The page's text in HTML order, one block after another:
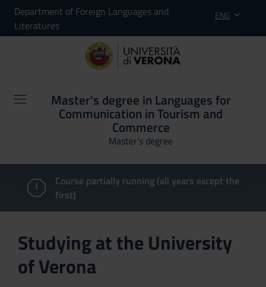
Department of Foreign Languages and
Literatures
ENG
Master's degree in Languages for
Communication in Tourism and
Commerce
Master’s degree
Course partially running (all years except the
first)
Studying at the University
of Verona